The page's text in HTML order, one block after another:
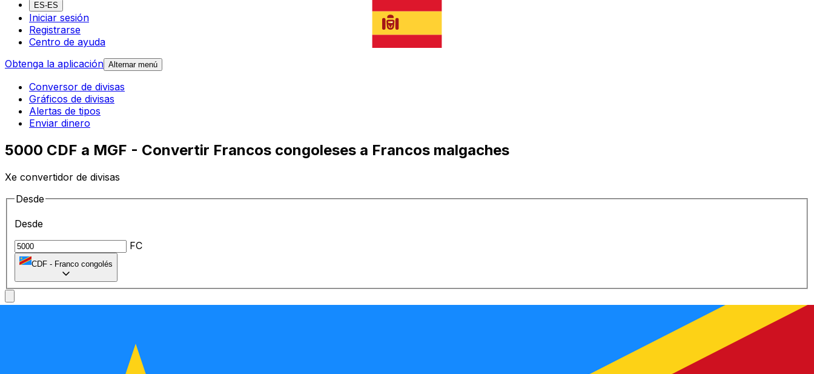
ES-ES
Iniciar sesión
Registrarse
Centro de ayuda
Obtenga la aplicación Alternar menú
Conversor de divisas
Gráficos de divisas
Alertas de tipos
Enviar dinero
5000 CDF a MGF - Convertir Francos congoleses a Francos malgaches
Xe convertidor de divisas
Desde
Desde
FC
CDF - Franco congolés
A